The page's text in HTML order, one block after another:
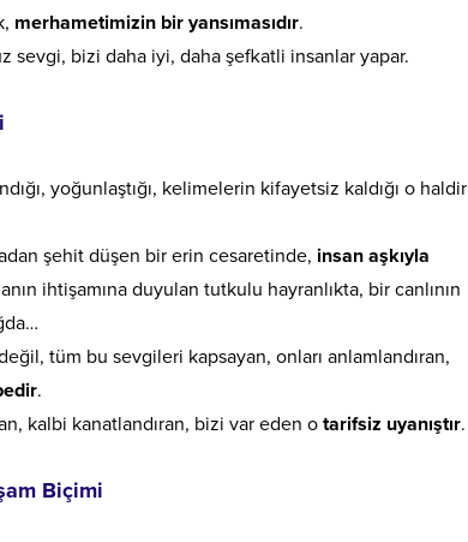
merhametimizin bir yansımasıdır.
sevgi, bizi daha iyi, daha şefkatli insanlar yapar.
yoğunlaştığı, kelimelerin kifayetsiz kaldığı o haldir
şehit düşen bir erin cesaretinde, insan aşkıyla
ihtişamına duyulan tutkulu hayranlıkta, bir canlının
tüm bu sevgileri kapsayan, onları anlamlandıran,
.
kalbi kanatlandıran, bizi var eden otarifsiz uyanıştır.
Biçimi